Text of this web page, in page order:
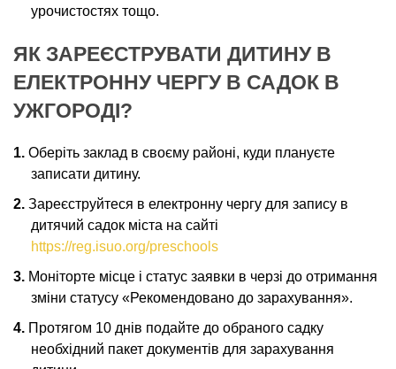
урочистостях тощо.
ЯК ЗАРЕЄСТРУВАТИ ДИТИНУ В
ЕЛЕКТРОННУ ЧЕРГУ В САДОК В
УЖГОРОДІ?
Оберіть заклад в своєму районі, куди плануєте
записати дитину.
Зареєструйтеся в електронну чергу для запису в
дитячий садок міста на сайті
https://reg.isuo.org/preschools
Моніторте місце і статус заявки в черзі до отримання
зміни статусу «Рекомендовано до зарахування».
Протягом 10 днів подайте до обраного садку
необхідний пакет документів для зарахування